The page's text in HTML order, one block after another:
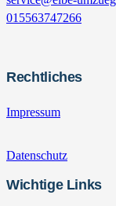
015563747266
Rechtliches
Impressum
Datenschutz
Wichtige Links